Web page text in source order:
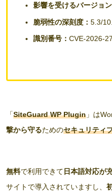
影響を受けるバージョン
脆弱性の深刻度： 5.3/
識別番号： CVE-2026-
「SiteGuard WP Plugin 」は
撃から守るためのセキュリティ
無料で利用できて日本語対応が
サイトで導入されていますし、